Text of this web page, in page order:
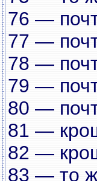
76 —
77 —
78 —
79 —
80 —
81 —
82 —
83 — то